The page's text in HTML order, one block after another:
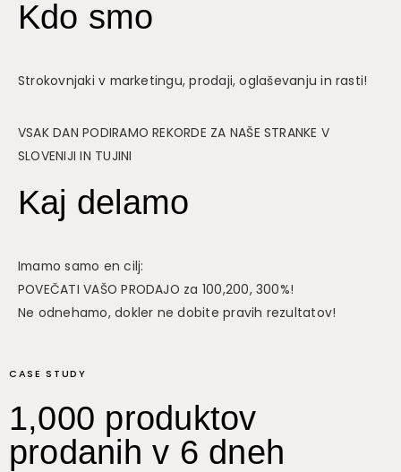
Kdo smo
Strokovnjaki v marketingu, prodaji, oglaševanju in rasti!
VSAK DAN PODIRAMO REKORDE ZA NAŠE STRANKE V
SLOVENIJI IN TUJINI
Kaj delamo
Imamo samo en cilj:
POVEČATI VAŠO PRODAJO za 100,200, 300%!
Ne odnehamo, dokler ne dobite pravih rezultatov!
CASE STUDY
1,000 produktov
prodanih v 6 dneh